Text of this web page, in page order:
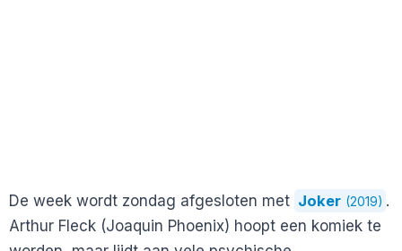
De week wordt zondag afgesloten met Joker (2019) .
Arthur Fleck (Joaquin Phoenix) hoopt een komiek te